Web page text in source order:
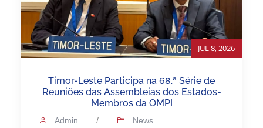
JUL 8, 2026
Timor-Leste Participa na 68.ª Série de
Reuniões das Assembleias dos Estados-
Membros da OMPI
Admin / News